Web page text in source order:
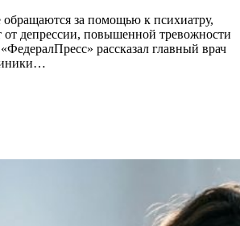
обращаются за помощью к психиатру,
от депрессии, повышенной тревожности
рассказал главный врач